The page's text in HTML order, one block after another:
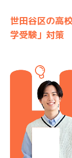
世田谷区の高
学受験」対策